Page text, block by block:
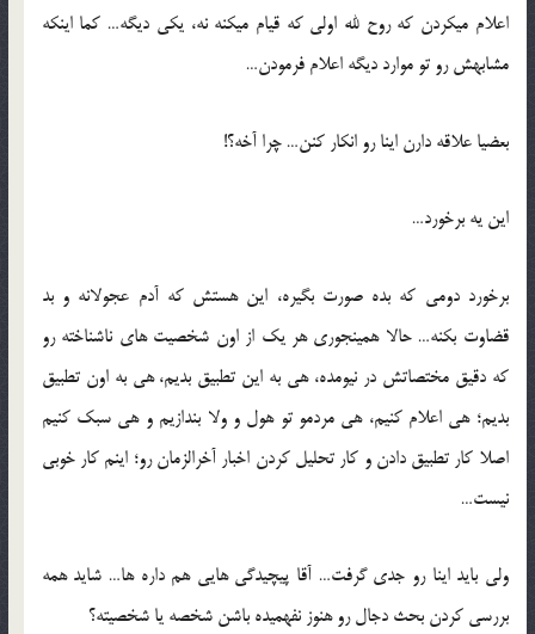
اعلام میکردن که روح لله اولی که قیام میکنه نه، یکی دیگه… کما اینکه
مشابهش رو تو موارد دیگه اعلام فرمودن…
بعضیا علاقه دارن اینا رو انکار کنن… چرا آخه؟!
این یه برخورد…
برخورد دومی که بده صورت بگیره، این هستش که آدم عجولانه و بد
قضاوت بکنه… حالا همینجوری هر یک از اون شخصیت های ناشناخته رو
که دقیق مختصاتش در نیومده، هی به این تطبیق بدیم، هی به اون تطبیق
بدیم؛ هی اعلام کنیم، هی مردمو تو هول و ولا بندازیم و هی سبک کنیم
اصلا کار تطبیق دادن و کار تحلیل کردن اخبار آخرالزمان رو؛ اینم کار خوبی
نیست…
ولی باید اینا رو جدی گرفت… آقا پیچیدگی هایی هم داره ها… شاید همه
بررسی کردن بحث دجال رو هنوز نفهمیده باشن شخصه یا شخصیته؟